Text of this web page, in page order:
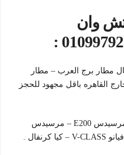
وان
مطار برج العرب – مطار
القاهره باقل مجهود للحجز
بالتالي سيارات ليموزين بكل الانواع مرسيدس E200 – مرسيدس